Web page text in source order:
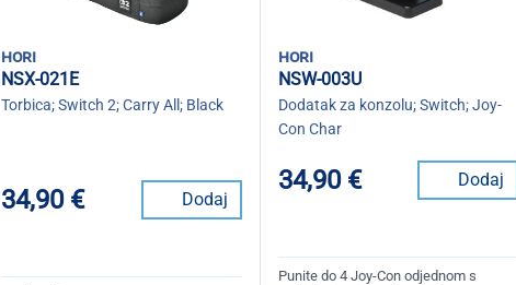
hori
NSX-021E
Torbica; Switch 2; Carry All; Black
34,90 € Dodaj
hori
NSW-003U
Dodatak za konzolu; Switch; Joy-
Con Char
34,90 € Dodaj
Punite do 4 Joy-Con odjednom s